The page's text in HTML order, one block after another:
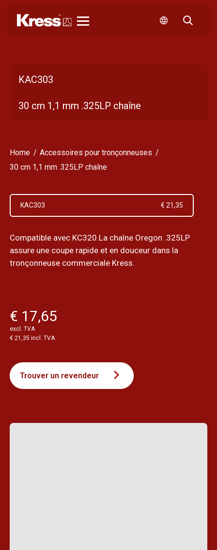
KAC303
30 cm 1,1 mm .325LP chaîne
Home
Accessoires pour tronçonneuses
30 cm 1,1 mm .325LP chaîne
KAC303 € 21,35
Compatible avec KC320.La chaîne Oregon .325LP
assure une coupe rapide et en douceur dans la
tronçonneuse commerciale Kress.
€ 17,65
excl. TVA
€ 21,35 incl. TVA
Trouver un revendeur